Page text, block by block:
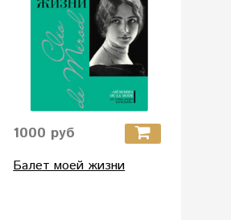
1000 руб
Балет моей жизни